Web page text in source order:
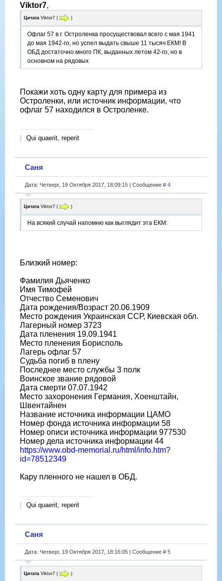
Viktor7,
Цитата Viktor7 ( )
Офлаг 57 в г. Остроленка просуществовал всего с мая 1941
до мая 1942-го, но успел выдать свыше 11 тысяч ЕКМ! В
ОБД достаточно много ПК, выданных летом 42-го, но в
основном на рядовых
Покажи хоть одну карту для примера из
Остроленки, или источник информации, что
офлаг 57 находился в Остроленке.
Qui quaerit, reperit
Саня
Дата: Четверг, 19 Октября 2017, 18:09:15 | Сообщение # 4
Цитата Viktor7 ( )
На всякий случай напомню как выглядит эта ЕКМ:
Близкий номер:
Фамилия Дьяченко
Имя Тимофей
Отчество Семенович
Дата рождения/Возраст 20.06.1909
Место рождения Украинская ССР, Киевская обл.
Лагерный номер 3723
Дата пленения 19.09.1941
Место пленения Борисполь
Лагерь офлаг 57
Судьба погиб в плену
Последнее место службы 3 полк
Воинское звание рядовой
Дата смерти 07.07.1942
Место захоронения Германия, Хоенштайн,
Швентайнен
Название источника информации ЦАМО
Номер фонда источника информации 58
Номер описи источника информации 977530
Номер дела источника информации 44
https://www.obd-memorial.ru/html/info.htm?
id=78512349
Кару пленного не нашел в ОБД.
Qui quaerit, reperit
Саня
Дата: Четверг, 19 Октября 2017, 18:16:05 | Сообщение # 5
Цитата Viktor7 ( )